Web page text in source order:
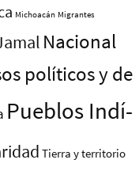
Michoacán Migrantes
Nacional
polí­ticos y de
Pueblos Indí­
Tierra y territorio